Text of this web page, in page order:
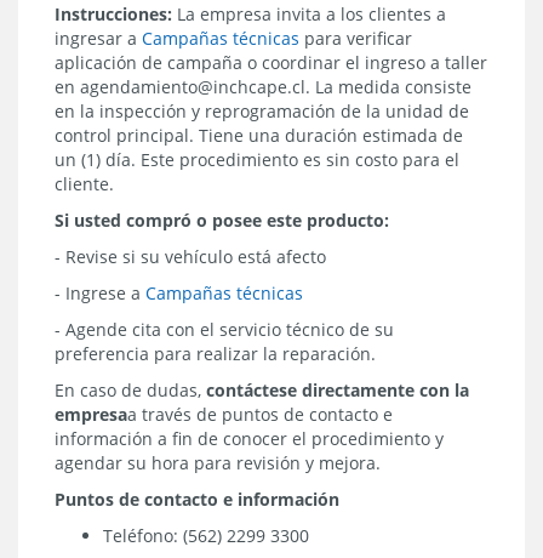
Instrucciones: La empresa invita a los clientes a
ingresar a Campañas técnicas para verificar
aplicación de campaña o coordinar el ingreso a taller
en agendamiento@inchcape.cl. La medida consiste
en la inspección y reprogramación de la unidad de
control principal. Tiene una duración estimada de
un (1) día. Este procedimiento es sin costo para el
cliente.
Si usted compró o posee este producto:
- Revise si su vehículo está afecto
- Ingrese a Campañas técnicas
- Agende cita con el servicio técnico de su
preferencia para realizar la reparación.
En caso de dudas, contáctese directamente con la
empresaa través de puntos de contacto e
información a fin de conocer el procedimiento y
agendar su hora para revisión y mejora.
Puntos de contacto e información
Teléfono: (562) 2299 3300